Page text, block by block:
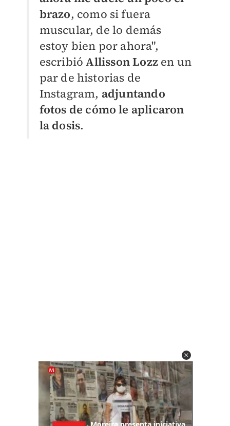
brazo, como si fuera
muscular, de lo demás
estoy bien por ahora",
escribióAllisson Lozz en un
par de historias de
Instagram, adjuntando
fotos de cómo le aplicaron
la dosis.